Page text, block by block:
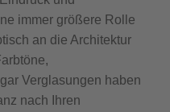
immer größere Rolle
an die Architektur
Verglasungen haben
nach Ihren